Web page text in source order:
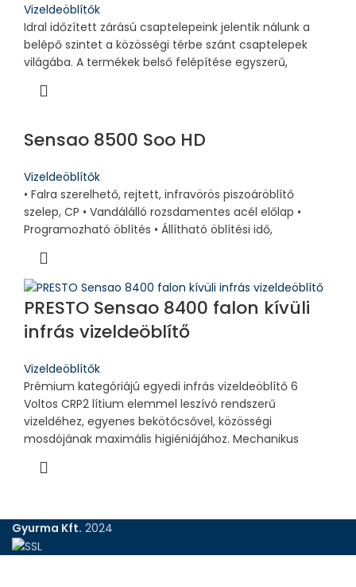
Vizeldeöblítők
Idral időzített zárású csaptelepeink jelentik nálunk a
belépő szintet a közösségi térbe szánt csaptelepek
világába. A termékek belső felépítése egyszerű,
Sensao 8500 Soo HD
Vizeldeöblítők
• Falra szerelhető, rejtett, infravörös piszoáröblítő
szelep, CP • Vandálálló rozsdamentes acél előlap •
Programozható öblítés • Állítható öblítési idő,
PRESTO Sensao 8400 falon kívüli
infrás vizeldeöblítő
Vizeldeöblítők
Prémium kategóriájú egyedi infrás vizeldeöblítő 6
Voltos CRP2 lítium elemmel leszívó rendszerű
vizeldéhez, egyenes bekötőcsővel, közösségi
mosdójának maximális higiéniájához. Mechanikus
Gyurma Kft. 2024